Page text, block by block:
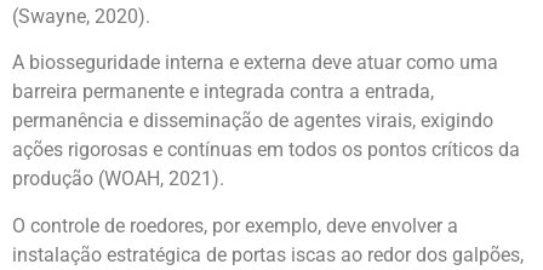
(Swayne, 2020).
A biosseguridade interna e externa deve atuar como uma
barreira permanente e integrada contra a entrada,
permanência e disseminação de agentes virais, exigindo
ações rigorosas e contínuas em todos os pontos críticos da
produção (WOAH, 2021).
O controle de roedores, por exemplo, deve envolver a
instalação estratégica de portas iscas ao redor dos galpões,